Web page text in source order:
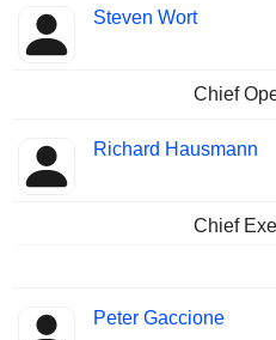
Steven Wort
Chief
Richard Hausmann
Chief
Peter Gaccione